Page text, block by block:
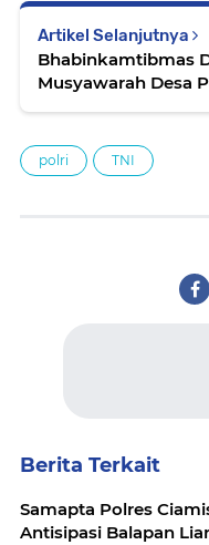
Artikel Selanjutnya
Bhabinkamtibmas
Musyawarah Desa
Desa yang Aman
polri TNI
Berita Terkait
Samapta Polres
Antisipasi Balapan